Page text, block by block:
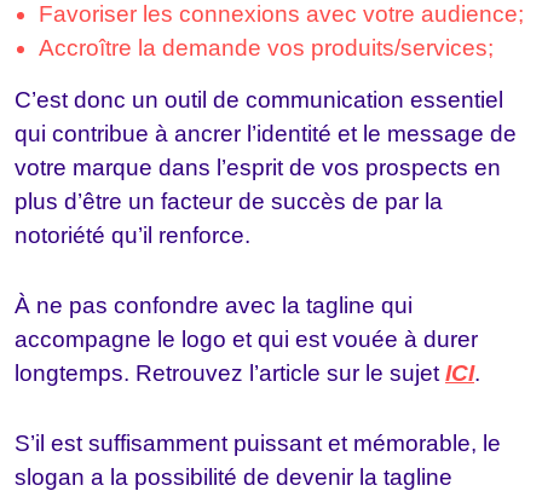
Favoriser les connexions avec votre audience;
Accroître la demande vos produits/services;
C’est donc un outil de communication essentiel
qui contribue à ancrer l’identité et le message de
votre marque dans l’esprit de vos prospects en
plus d’être un facteur de succès de par la
notoriété qu’il renforce.
À ne pas confondre avec la tagline qui
accompagne le logo et qui est vouée à durer
longtemps. Retrouvez l’article sur le sujet ICI.
S’il est suffisamment puissant et mémorable, le
slogan a la possibilité de devenir la tagline